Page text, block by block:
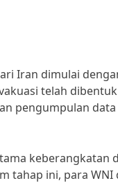
Iran dimulai
telah
pengumpulan
keberangkatan
tahap ini, para